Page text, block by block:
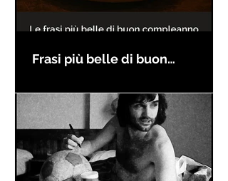
Frasi più belle di buon